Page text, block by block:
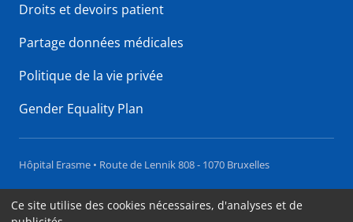
Droits et devoirs patient
Partage données médicales
Politique de la vie privée
Gender Equality Plan
Hôpital Erasme • Route de Lennik 808 - 1070 Bruxelles
Accessibilité
Ce site utilise des cookies nécessaires, d'analyses et de